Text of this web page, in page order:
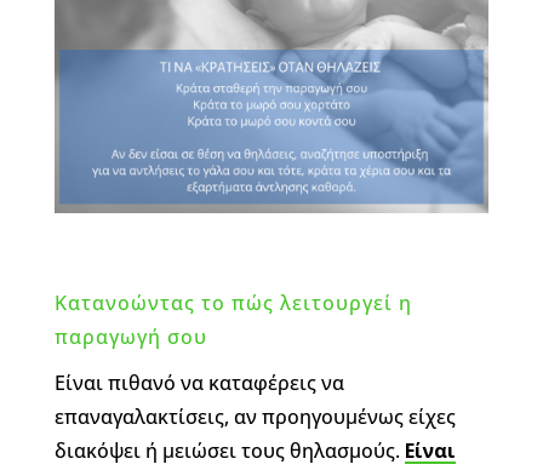
Κατανοώντας το πώς λειτουργεί η
παραγωγή σου
Είναι πιθανό να καταφέρεις να
επαναγαλακτίσεις, αν προηγουμένως είχες
διακόψει ή μειώσει τους θηλασμούς. Είναι